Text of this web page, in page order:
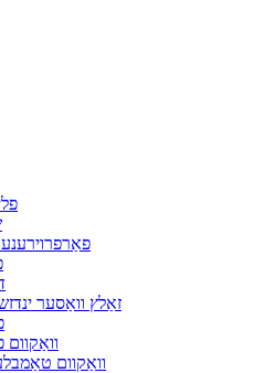
זאַלץ וואַסער
וואַקוום